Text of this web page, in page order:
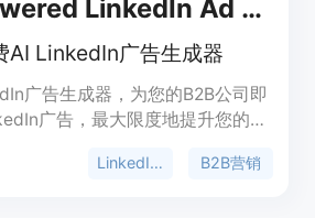
Free AI-Powered LinkedIn Ad Generator
AI LinkedIn广告生成器
广告生成器，为您的B2B公司即
广告，最大限度地提升您的业
LinkedIn广告 B2B营销